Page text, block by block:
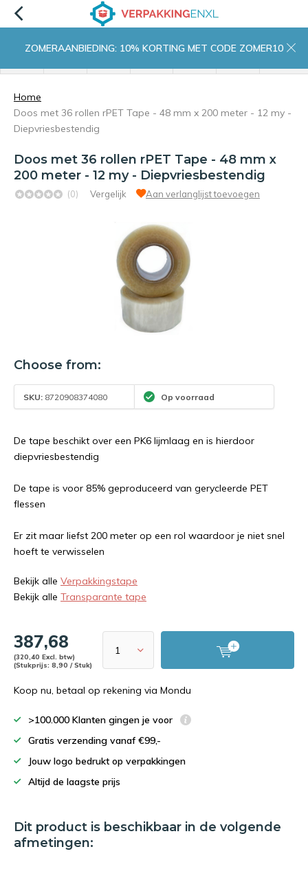
ZOMERAANBIEDING: 10% KORTING MET CODE ZOMER10
Home
Doos met 36 rollen rPET Tape - 48 mm x 200 meter - 12 my -
Diepvriesbestendig
Doos met 36 rollen rPET Tape - 48 mm x
200 meter - 12 my - Diepvriesbestendig
(0) Vergelijk Aan verlanglijst toevoegen
Choose from:
SKU: 8720908374080 Op voorraad
De tape beschikt over een PK6 lijmlaag en is hierdoor
diepvriesbestendig
De tape is voor 85% geproduceerd van gerycleerde PET
flessen
Er zit maar liefst 200 meter op een rol waardoor je niet snel
hoeft te verwisselen
Bekijk alle Verpakkingstape
Bekijk alle Transparante tape
387,68
(320,40 Excl. btw)
(Stukprijs: 8,90 / Stuk)
Koop nu, betaal op rekening via Mondu
>100.000 Klanten gingen je voor
Gratis verzending vanaf €99,-
Jouw logo bedrukt op verpakkingen
Altijd de laagste prijs
Dit product is beschikbaar in de volgende
afmetingen: